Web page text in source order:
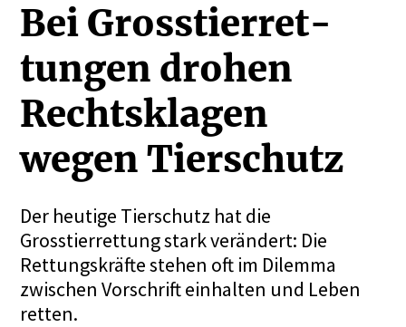
Bei Gross­tier­ret­
tungen drohen
Rechts­klagen
wegen Tierschutz
Der heutige Tierschutz hat die
Grosstierrettung stark verändert: Die
Rettungskräfte stehen oft im Dilemma
zwischen Vorschrift einhalten und Leben
retten.